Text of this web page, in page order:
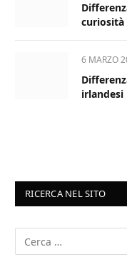
curiosità
6 MARZO
irlandesi
RICERCA NEL SITO